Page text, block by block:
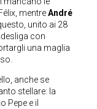
mentreAndré
unito ai 28
con
una maglia
anche se
stellare: la
Pepe e il